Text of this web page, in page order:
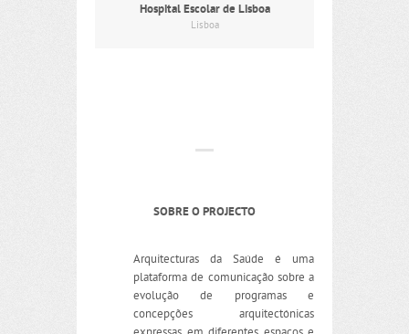
Hospital Escolar de Lisboa
Lisboa
SOBRE O PROJECTO
Arquitecturas da Saúde é uma
plataforma de comunicação sobre a
evolução de programas e
concepções arquitectónicas